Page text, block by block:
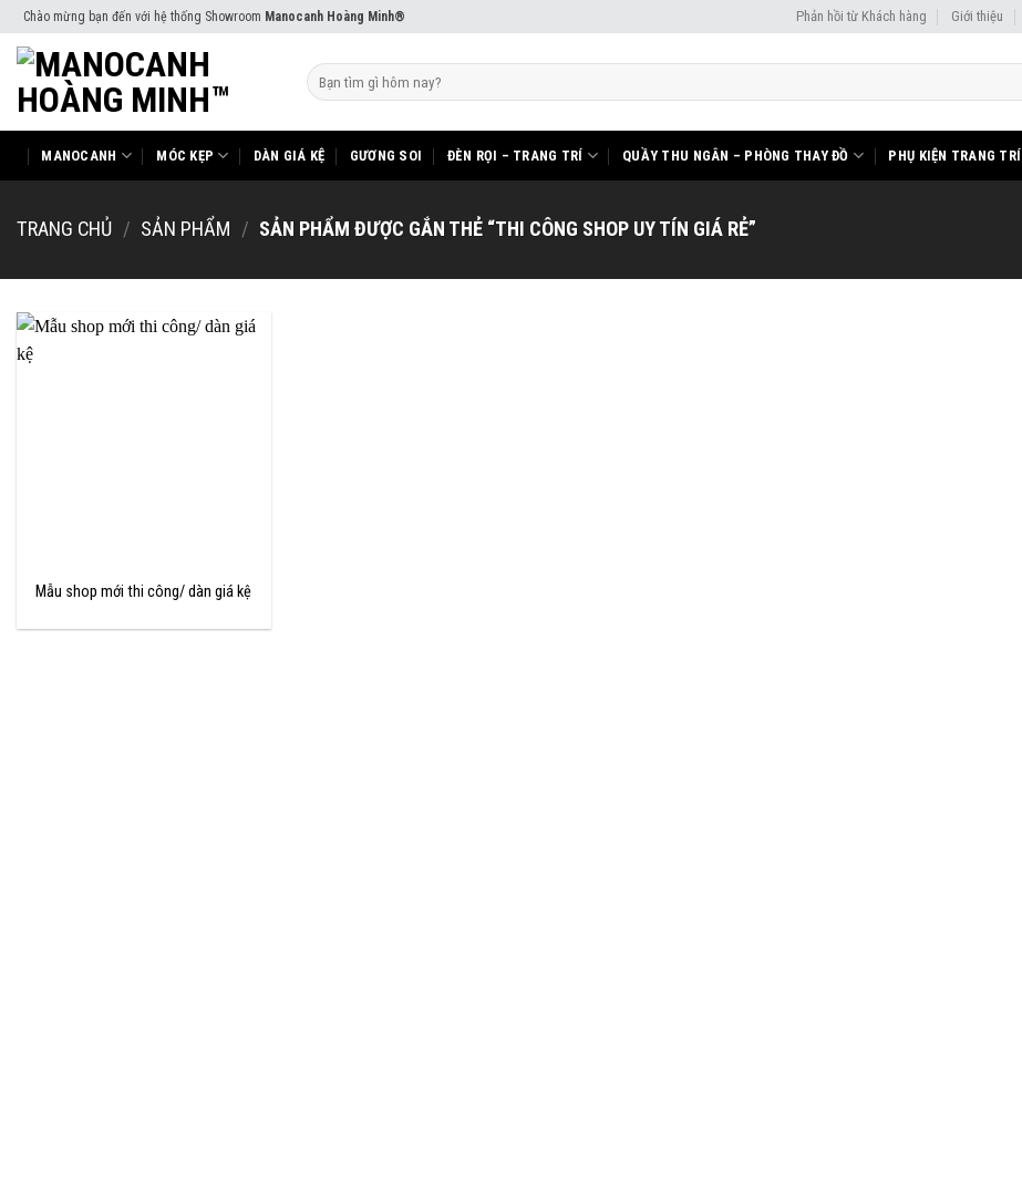
Skip
to
content
Chào mừng bạn đến với hệ thống Showroom Manocanh Hoàng Minh® Phản hồi từ Khách hàng Giới thiệu
Tìm
kiếm:
MANOCANH MÓC KẸP DÀN GIÁ KỆ GƯƠNG SOI ĐÈN RỌI – TRANG TRÍ QUẦY THU NGÂN – PHÒNG THAY ĐỒ PHỤ KIỆN TRANG TRÍ
TRANG CHỦ / SẢN PHẨM / SẢN PHẨM ĐƯỢC GẮN THẺ “THI CÔNG SHOP UY TÍN GIÁ RẺ”
Mẫu shop mới thi công/ dàn giá kệ